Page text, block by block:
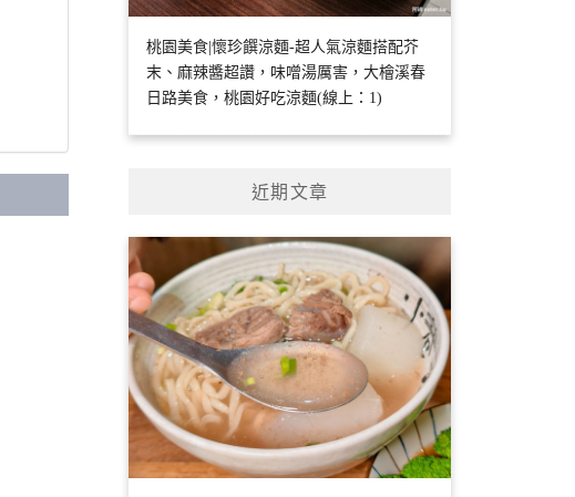
桃園美食|懷珍饌涼麵-超人氣涼麵搭配芥
末、麻辣醬超讚，味噌湯厲害，大檜溪春
日路美食，桃園好吃涼麵(線上：1)
近期文章